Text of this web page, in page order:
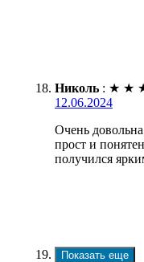
Николь : ★ ★
12.06.2024
Очень
прост и
получился
Показать еще